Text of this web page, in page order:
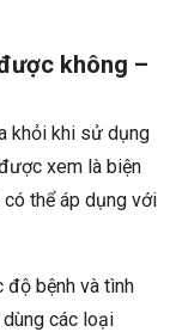
không –
khỏi khi sử dụng
xem là biện
thể áp dụng với
độ bệnh và tình
các loại